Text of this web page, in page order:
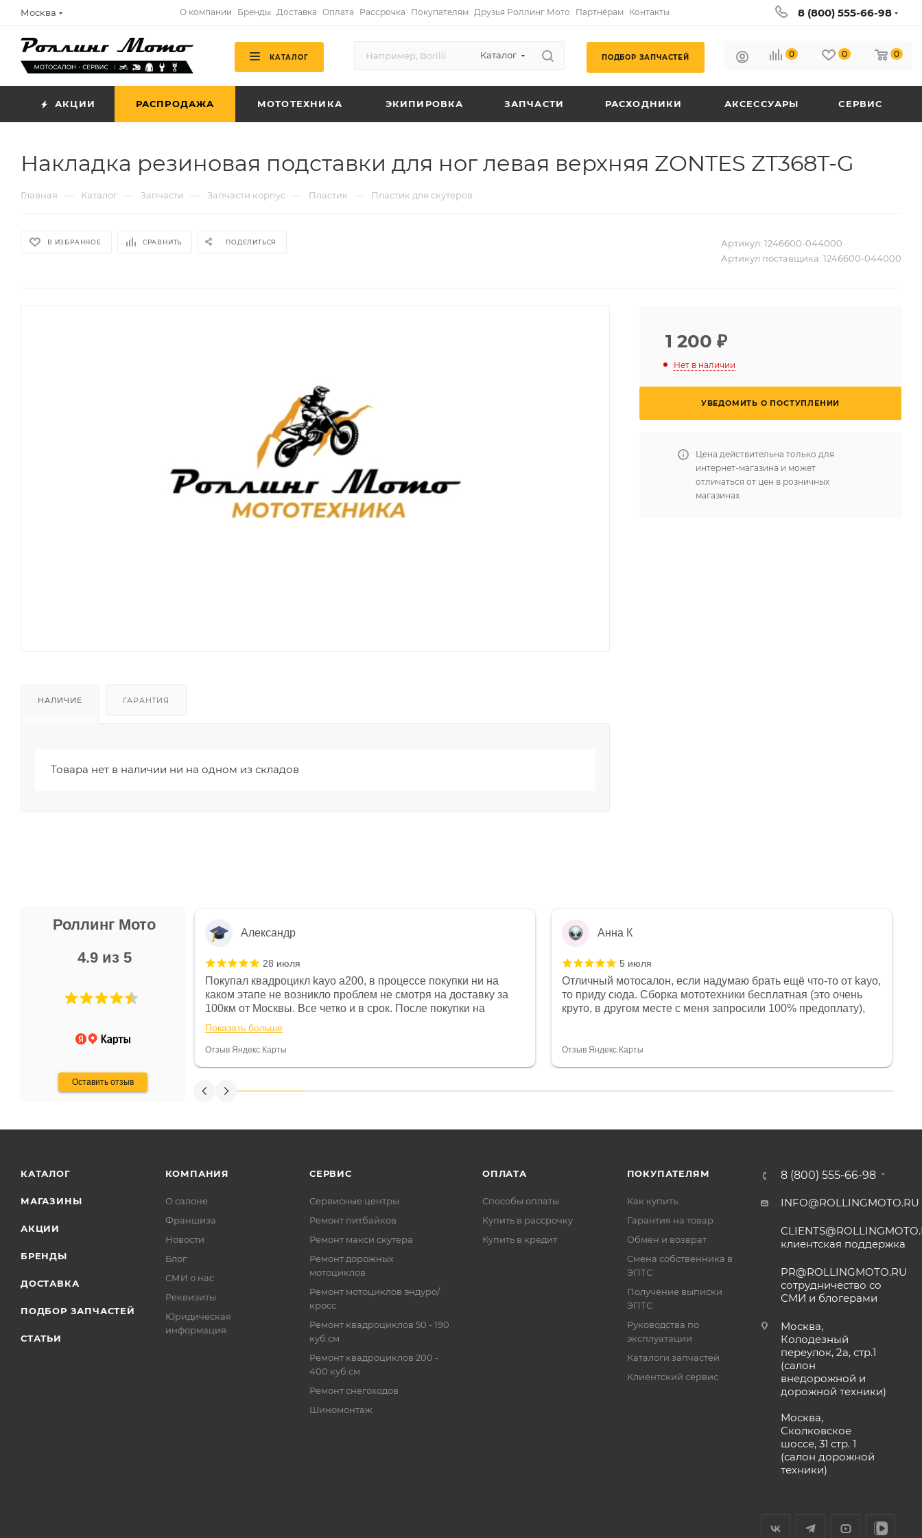
Москва О компании Бренды Доставка Оплата Рассрочка Покупателям Друзья Роллинг Мото Партнёрам Контакты 8 (800) 555-66-98
КАТАЛОГ Каталог ПОДБОР ЗАПЧАСТЕЙ 0 0 0
АКЦИИ РАСПРОДАЖА МОТОТЕХНИКА ЭКИПИРОВКА ЗАПЧАСТИ РАСХОДНИКИ АКСЕССУАРЫ СЕРВИС
Накладка резиновая подставки для ног левая верхняя ZONTES ZT368T-G
Главная — Каталог — Запчасти — Запчасти корпус — Пластик — Пластик для скутеров
В ИЗБРАННОЕ СРАВНИТЬ ПОДЕЛИТЬСЯ Артикул: 1246600-044000
Артикул поставщика: 1246600-044000
НАЛИЧИЕ ГАРАНТИЯ
Товара нет в наличии ни на одном из складов
1 200 ₽
Нет в наличии
УВЕДОМИТЬ О ПОСТУПЛЕНИИ
Цена действительна только для
интернет-магазина и может
отличаться от цен в розничных
магазинах
Роллинг Мото
4.9 из 5
Оставить отзыв
Не понравились условия
и дают только на год)
Александр
28 июля
Покупал квадроцикл kayo a200, в процессе покупки ни на
каком этапе не возникло проблем не смотря на доставку за
100км от Москвы. Все четко и в срок. После покупки на
спидометре всегда был 0, при этом представители магазина
постоянно были на связи и в итоге проблема была решена.
Считаю, что это говорит о небезразличии к клиенту после
Показать больше
Отзыв Яндекс.Карты
Анна К
5 июля
Отличный мотосалон, если надумаю брать ещё что-то от kayo,
то приду сюда. Сборка мототехники бесплатная (это очень
круто, в другом месте с меня запросили 100% предоплату),
спасибо отдельное, всегда на связи, очень детально всё
Отзыв Яндекс.Карты
КАТАЛОГ
МАГАЗИНЫ
АКЦИИ
БРЕНДЫ
ДОСТАВКА
ПОДБОР ЗАПЧАСТЕЙ
СТАТЬИ
КОМПАНИЯ
О салоне
Франшиза
Новости
Блог
СМИ о нас
Реквизиты
Юридическая
информация
СЕРВИС
Сервисные центры
Ремонт питбайков
Ремонт макси скутера
Ремонт дорожных
мотоциклов
Ремонт мотоциклов эндуро/
кросс
Ремонт квадроциклов 50 - 190
куб.см
Ремонт квадроциклов 200 -
400 куб.см
Ремонт снегоходов
Шиномонтаж
ОПЛАТА
Способы оплаты
Купить в рассрочку
Купить в кредит
ПОКУПАТЕЛЯМ
Как купить
Гарантия на товар
Обмен и возврат
Смена собственника в
ЭПТС
Получение выписки
ЭПТС
Руководства по
эксплуатации
Каталоги запчастей
Клиентский сервис
8 (800) 555-66-98
INFO@ROLLINGMOTO.RU
клиентская поддержка
PR@ROLLINGMOTO.RU
сотрудничество со
СМИ и блогерами
Москва,
Колодезный
переулок, 2а, стр.1
(салон
внедорожной и
дорожной техники)
Москва,
Сколковское
шоссе, 31 стр. 1
(салон дорожной
техники)